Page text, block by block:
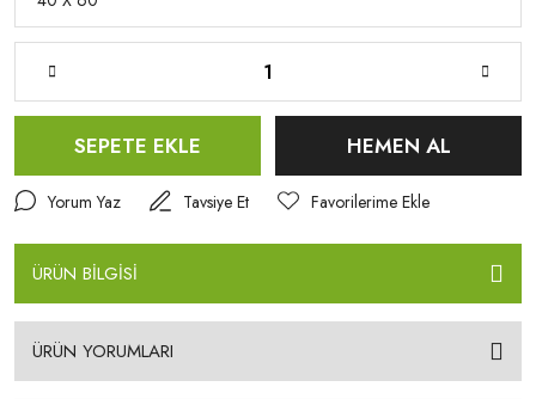
SEPETE EKLE HEMEN AL
Yorum Yaz Tavsiye Et
ÜRÜN BİLGİSİ
ÜRÜN YORUMLARI